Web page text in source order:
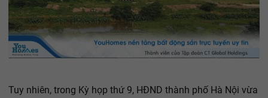
Tuy nhiên, trong Kỳ họp thứ 9, HĐND thành phố Hà Nội vừa